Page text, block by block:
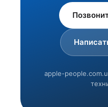
apple-